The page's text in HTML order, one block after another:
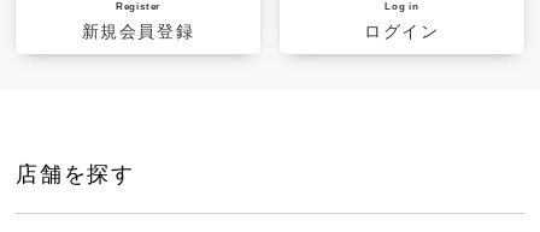
Register
新規会員登録
Log in
ログイン
店舗を探す